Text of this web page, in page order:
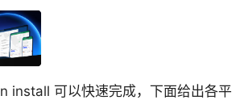
install 可以快速完成，下面给出各平